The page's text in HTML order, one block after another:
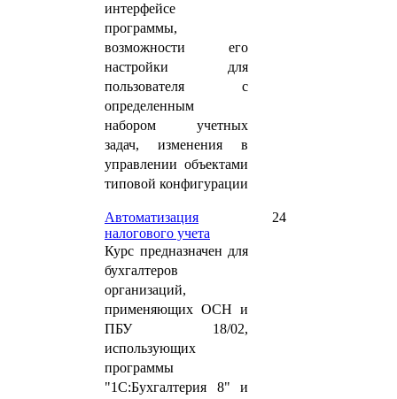
интерфейсе
программы,
возможности его
настройки для
пользователя с
определенным
набором учетных
задач, изменения в
управлении объектами
типовой конфигурации
Автоматизация
налогового учета
Курс предназначен для
бухгалтеров
организаций,
применяющих ОСН и
ПБУ 18/02,
использующих
программы
"1С:Бухгалтерия 8" и
24